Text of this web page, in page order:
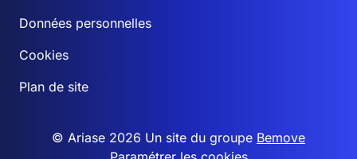
Données personnelles
Cookies
Plan de site
© Ariase 2026 Un site du groupe Bemove